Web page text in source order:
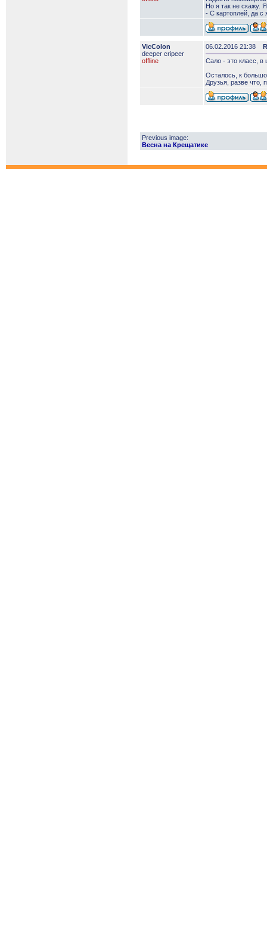
Но я так не скажу.
- С картоплей, да с
VicColon
deeper сripeer
offline
06.02.2016 21:38
Сало - это класс, в
Осталось, к
Друзья, разве что,
Previous image:
Весна на Крещатике